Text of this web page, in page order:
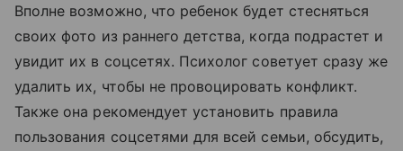
Вполне возможно, что ребенок будет стесняться
своих фото из раннего детства, когда подрастет и
увидит их в соцсетях. Психолог советует сразу же
удалить их, чтобы не провоцировать конфликт.
Также она рекомендует установить правила
пользования соцсетями для всей семьи, обсудить,